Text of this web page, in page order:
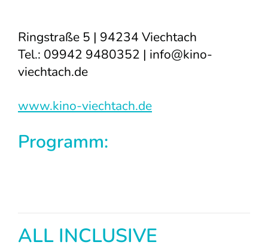
Ringstraße 5 | 94234 Viechtach
Tel.: 09942 9480352 | info@kino-
viechtach.de
www.kino-viechtach.de
Programm:
ALL INCLUSIVE